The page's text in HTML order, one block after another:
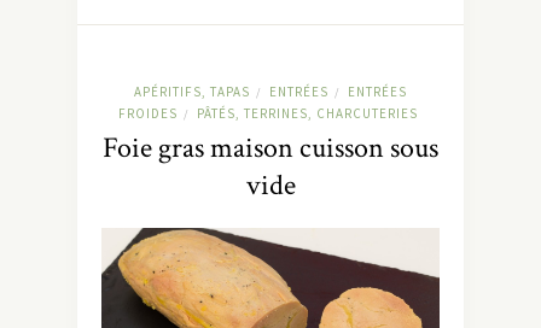
APÉRITIFS, TAPAS / ENTRÉES /
ENTRÉES
FROIDES / PÂTÉS, TERRINES, CHARCUTERIES
Foie gras maison cuisson sous
vide